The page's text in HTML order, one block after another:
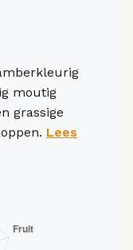
moutig
grassige
Lees